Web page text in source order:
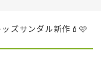
ズサンダル新作💄🩷